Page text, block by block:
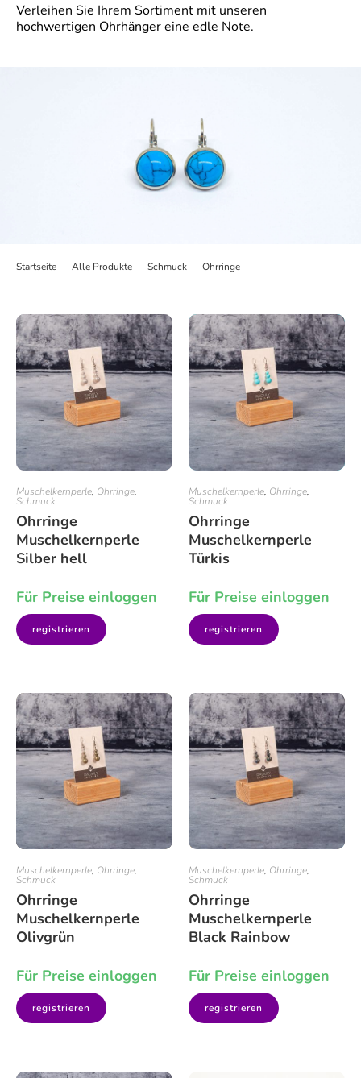
Verleihen Sie Ihrem Sortiment mit unseren
hochwertigen Ohrhänger eine edle Note.
Startseite Alle Produkte Schmuck Ohrringe
Muschelkernperle, Ohrringe,
Schmuck
Ohrringe
Muschelkernperle
Silber hell
Für Preise einloggen
registrieren
Muschelkernperle, Ohrringe,
Schmuck
Ohrringe
Muschelkernperle
Türkis
Für Preise einloggen
registrieren
Muschelkernperle, Ohrringe,
Schmuck
Ohrringe
Muschelkernperle
Olivgrün
Für Preise einloggen
registrieren
Muschelkernperle, Ohrringe,
Schmuck
Ohrringe
Muschelkernperle
Black Rainbow
Für Preise einloggen
registrieren